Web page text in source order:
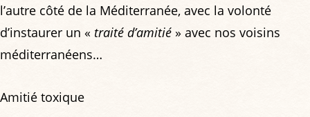
l’autre côté de la Méditerranée, avec la volonté
d’instaurer un « traité d’amitié » avec nos voisins
méditerranéens…
Amitié toxique